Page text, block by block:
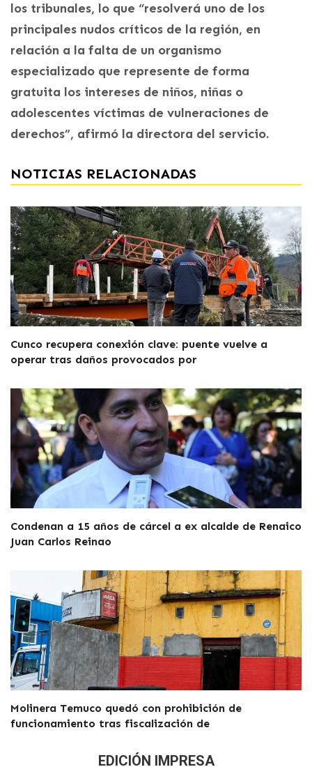
los tribunales, lo que “resolverá uno de los
principales nudos críticos de la región, en
relación a la falta de un organismo
especializado que represente de forma
gratuita los intereses de niños, niñas o
adolescentes víctimas de vulneraciones de
derechos”, afirmó la directora del servicio.
NOTICIAS RELACIONADAS
Cunco recupera conexión clave: puente vuelve a
operar tras daños provocados por
Condenan a 15 años de cárcel a ex alcalde de Renaico
Juan Carlos Reinao
Molinera Temuco quedó con prohibición de
funcionamiento tras fiscalización de
EDICIÓN IMPRESA